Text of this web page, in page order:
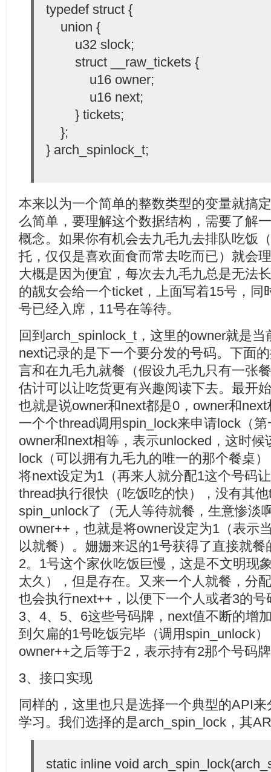
typedef struct {
union {
u32 slock;
struct __raw_tickets {
u16 owner;
u16 next;
} tickets;
};
} arch_spinlock_t;
本来以为一个简单的整数类型的变量就搞
么简单，要理解这个数据结构，需要了解
概念。如果你有机会去九毛九去排队吃饭
托，仅仅是喜欢面食而常去吃而已）就会
大概是因为便宜，每次去九毛九总是无法
的靓女会给一个ticket，上面写着15号，同
号已经入席，11号在等待。
回到arch_spinlock_t，这里的owner就是
next记录的是下一个要分发的号码。下面
言和在九毛九就餐（假设九毛九只有一张
估计可以让吃货更有兴趣阅读下去。最开
也就是说owner和next都是0，owner和
一个个thread调用spin_lock来申请lock（
owner和next相等，表示unlocked，这时候
lock（可以拥有九毛九的唯一的那个餐桌
将next设定为1（再来人就分配1这个号码
thread执行很快（吃饭吃的快），没有其
spin_unlock了（无人等待就餐，生意惨淡
owner++，也就是将owner设定为1（表示
以就餐）。姗姗来迟的1号获得了直接就
2。1号这个家伙吃饭巨慢，这是不文明现
太久），但是存在。又来一个人就餐，分
也会执行next++，以便下一个人或者3的
3、4、5、6这些号码牌，next值不断的增
到欠扁的1号吃饭完毕（调用spin_unlock
owner++之后等于2，表示持有2那个号码
3、接口实现
同样的，这里也只是选择一个典型的API
学习。我们选择的是arch_spin_lock，其
static inline void